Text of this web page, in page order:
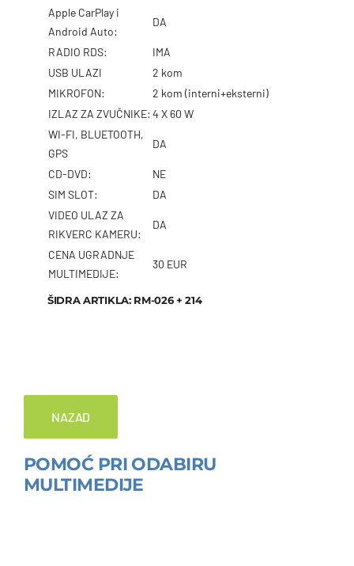
Apple CarPlay i
Android Auto:
DA
RADIO RDS:
IMA
USB ULAZI
2 kom
MIKROFON:
2 kom (interni+eksterni)
IZLAZ ZA ZVUČNIKE: 4 X 60 W
WI-FI, BLUETOOTH,
GPS
DA
CD-DVD:
NE
SIM SLOT:
DA
VIDEO ULAZ ZA
RIKVERC KAMERU:
DA
CENA UGRADNJE
MULTIMEDIJE:
30 EUR
ŠIDRA ARTIKLA: RM-026 + 214
NAZAD
POMOĆ PRI ODABIRU
MULTIMEDIJE